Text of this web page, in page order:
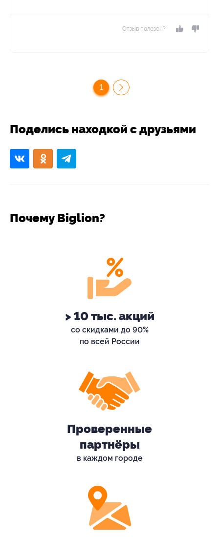
Отзыв полезен?
1
Поделись находкой с друзьями
Почему Biglion?
> 10 тыс. акций
со скидками до 90%
по всей России
Проверенные
партнёры
в каждом городе